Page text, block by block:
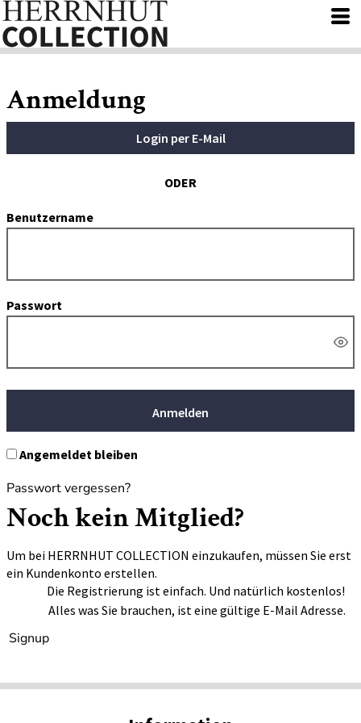
Anmeldung
Login per E-Mail
ODER
Benutzername
Passwort
Anmelden
Angemeldet bleiben
Passwort vergessen?
Noch kein Mitglied?
Um bei HERRNHUT COLLECTION einzukaufen, müssen Sie erst
ein Kundenkonto erstellen.
Die Registrierung ist einfach. Und natürlich kostenlos!
Alles was Sie brauchen, ist eine gültige E-Mail Adresse.
Signup